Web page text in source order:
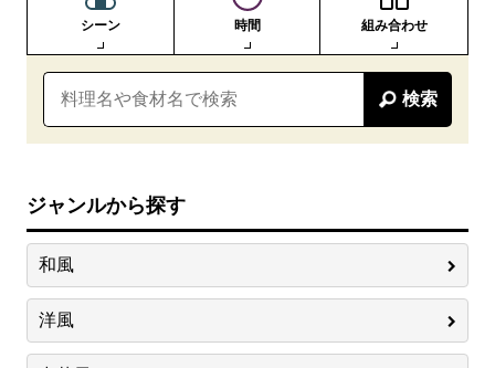
シーン 時間 組み合わせ
検索
ジャンルから探す
和風
洋風